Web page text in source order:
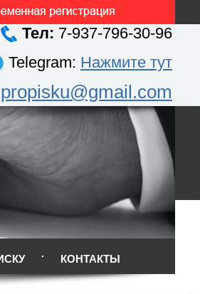
Тел: 7-937-796-30-96
Telegram: Нажмите тут
КОНТАКТЫ